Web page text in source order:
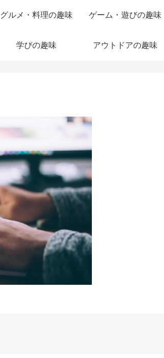
グルメ・料理の趣味 ゲーム・遊びの趣味
学びの趣味 アウトドアの趣味